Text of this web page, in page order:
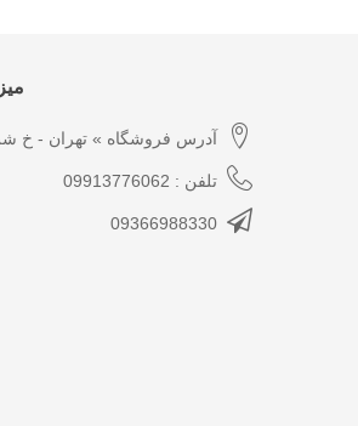
آدرس فروشگاه » تهران - خ
تلفن : 09913776062
09366988330